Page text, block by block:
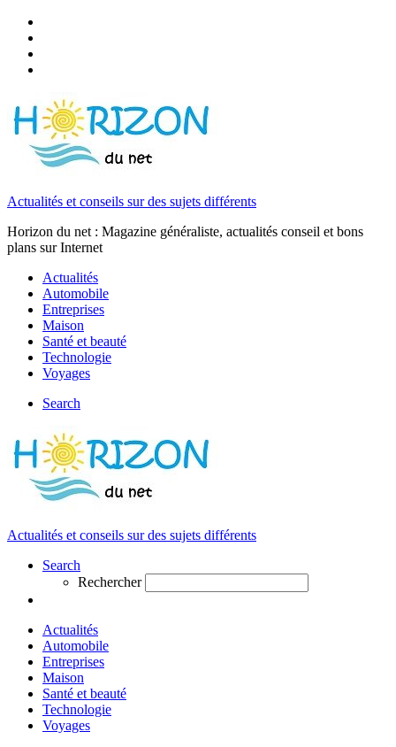
Actualités et conseils sur des sujets différents
Horizon du net : Magazine généraliste, actualités conseil et bons
plans sur Internet
Actualités
Automobile
Entreprises
Maison
Santé et beauté
Technologie
Voyages
Search
Actualités et conseils sur des sujets différents
Search
Rechercher
Actualités
Automobile
Entreprises
Maison
Santé et beauté
Technologie
Voyages